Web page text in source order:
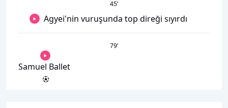
45’
Agyei'nin vuruşunda top direği sıyırdı
79’
Samuel Ballet